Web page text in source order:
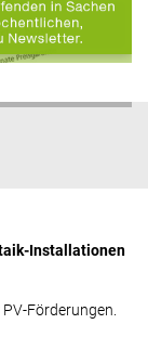
Installationen
Förderungen.